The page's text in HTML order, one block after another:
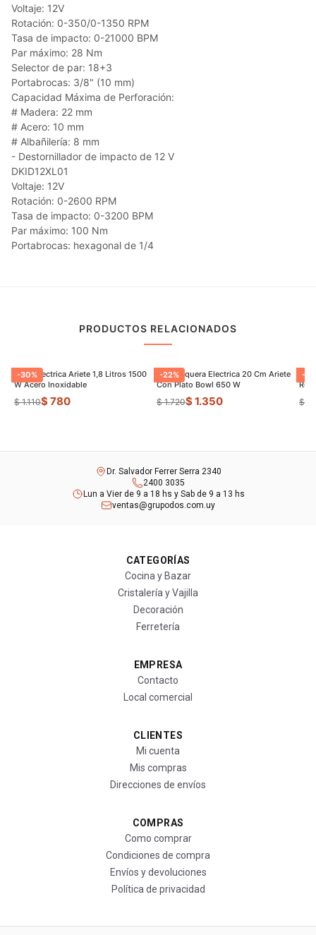
Voltaje: 12V
Rotación: 0-350/0-1350 RPM
Tasa de impacto: 0-21000 BPM
Par máximo: 28 Nm
Selector de par: 18+3
Portabrocas: 3/8" (10 mm)
Capacidad Máxima de Perforación:
# Madera: 22 mm
# Acero: 10 mm
# Albañilería: 8 mm
- Destornillador de impacto de 12 V
DKID12XL01
Voltaje: 12V
Rotación: 0-2600 RPM
Tasa de impacto: 0-3200 BPM
Par máximo: 100 Nm
Portabrocas: hexagonal de 1/4
PRODUCTOS RELACIONADOS
-30%
Jarra Electrica Ariete 1,8 Litros 1500
W Acero Inoxidable
$ 1.110$ 780
-22%
Panquequera Electrica 20 Cm Ariete
Con Plato Bowl 650 W
$ 1.720$ 1.350
-
$
Dr. Salvador Ferrer Serra 2340
2400 3035
Lun a Vier de 9 a 18 hs y Sab de 9 a 13 hs
ventas@grupodos.com.uy
CATEGORÍAS
Cocina y Bazar
Cristalería y Vajilla
Decoración
Ferretería
EMPRESA
Contacto
Local comercial
CLIENTES
Mi cuenta
Mis compras
Direcciones de envíos
COMPRAS
Como comprar
Condiciones de compra
Envíos y devoluciones
Política de privacidad